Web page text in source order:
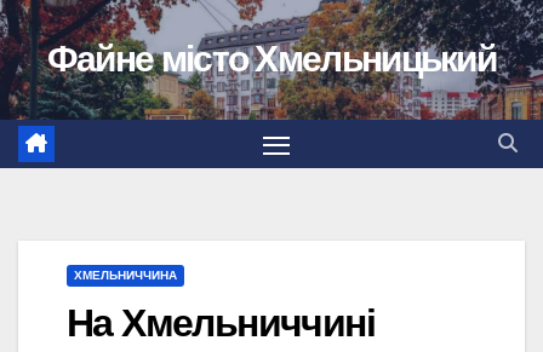
Перейти
до
вмісту
Файне місто Хмельницький
ХМЕЛЬНИЧЧИНА
На Хмельниччині